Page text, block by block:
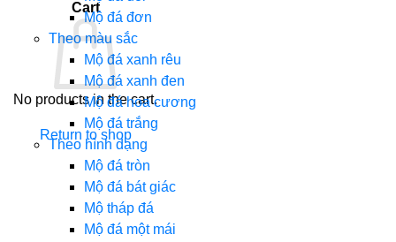
Cart
No products in the cart.
Return to shop
Mộ đá đơn
Theo màu sắc
Mộ đá xanh rêu
Mộ đá xanh đen
Mộ đá hoa cương
Mộ đá trắng
Theo hình dạng
Mộ đá tròn
Mộ đá bát giác
Mộ tháp đá
Mộ đá một mái